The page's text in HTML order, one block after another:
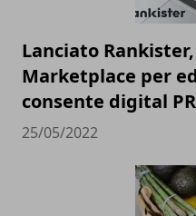
Lanciato
Marketplace per
consente digital
25/05/2022